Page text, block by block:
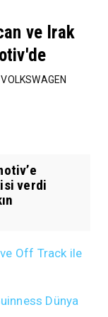
ve Irak
VOLKSWAGEN
verdi
Off Track ile
Dünya